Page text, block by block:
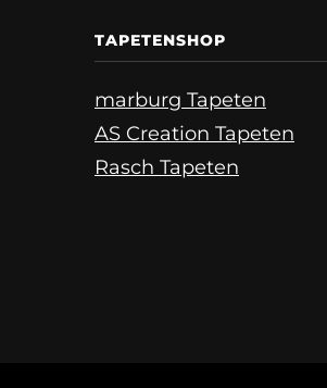
TAPETENSHOP
marburg Tapeten
AS Creation Tapeten
Rasch Tapeten